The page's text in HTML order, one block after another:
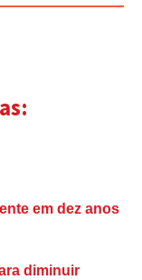
em dez anos
diminuir